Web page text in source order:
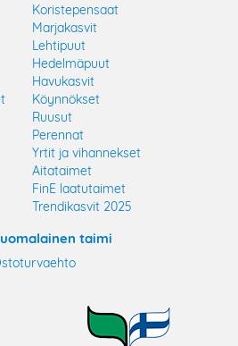
Koristepensaat
Marjakasvit
Lehtipuut
Hedelmäpuut
Havukasvit
Köynnökset
Ruusut
Perennat
Yrtit ja vihannekset
Aitataimet
FinE laatutaimet
Trendikasvit 2025
taimi